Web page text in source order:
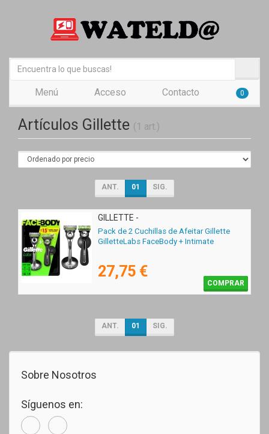
Menú Acceso Contacto 0
Artículos Gillette (1 art.)
ANT. 01 SIG.
GILLETTE -
Pack de 2 Cuchillas de Afeitar Gillette
GilletteLabs FaceBody + Intimate
27,75 €
COMPRAR
ANT. 01 SIG.
Sobre Nosotros
Síguenos en: